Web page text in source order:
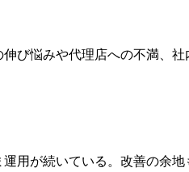
び悩みや代理店への不満、
用が続いている。改善の余地